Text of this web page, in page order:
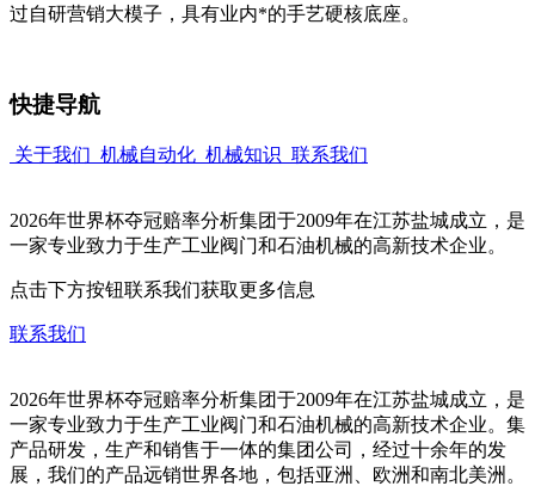
过自研营销大模子，具有业内*的手艺硬核底座。
快捷导航
关于我们 机械自动化 机械知识 联系我们
2026年世界杯夺冠赔率分析集团于2009年在江苏盐城成立，是
一家专业致力于生产工业阀门和石油机械的高新技术企业。
点击下方按钮联系我们获取更多信息
联系我们
2026年世界杯夺冠赔率分析集团于2009年在江苏盐城成立，是
一家专业致力于生产工业阀门和石油机械的高新技术企业。集
产品研发，生产和销售于一体的集团公司，经过十余年的发
展，我们的产品远销世界各地，包括亚洲、欧洲和南北美洲。